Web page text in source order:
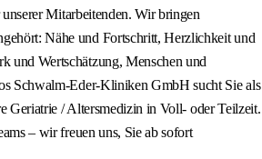
Mitarbeitenden. Wir bringen
Nähe und Fortschritt, Herzlichkeit und
und Wertschätzung, Menschen und
Schwalm-Eder-Kliniken GmbH sucht Sie als
Geriatrie / Altersmedizin in Voll- oder Teilzeit.
– wir freuen uns, Sie ab sofort